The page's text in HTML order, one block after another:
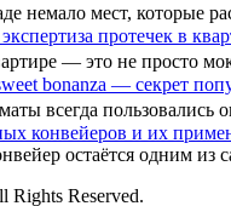
немало мест, которые
протечек в
— это не просто
bonanza — секрет
всегда пользовались
конвейеров и их
остаётся одним из
Reserved.